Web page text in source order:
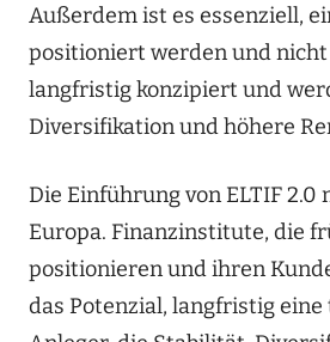
Außerdem ist es essenziell,
positioniert werden und
langfristig konzipiert und
Diversifikation und höhere
Die Einführung von ELTIF
Europa. Finanzinstitute, die
positionieren und ihren
das Potenzial, langfristig